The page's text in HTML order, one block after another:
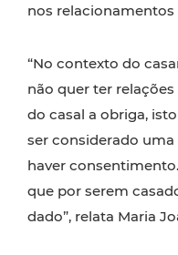
nos relacionamentos
“No contexto do
não quer ter
do casal a obriga,
ser considerado uma
haver
que por serem
dado”, relata Maria